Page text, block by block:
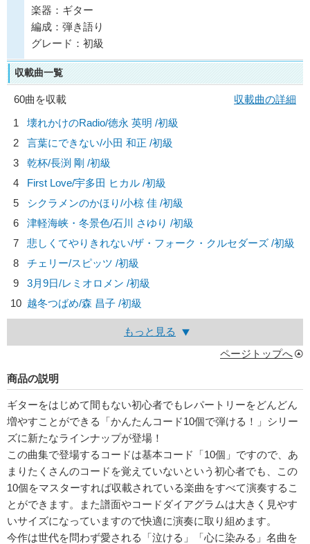
楽器：ギター
編成：弾き語り
グレード：初級
収載曲一覧
60曲を収載
収載曲の詳細
1
壊れかけのRadio/徳永 英明 /初級
2
言葉にできない/小田 和正 /初級
3
乾杯/長渕 剛 /初級
4
First Love/宇多田 ヒカル /初級
5
シクラメンのかほり/小椋 佳 /初級
6
津軽海峡・冬景色/石川 さゆり /初級
7
悲しくてやりきれない/ザ・フォーク・クルセダーズ /初級
8
チェリー/スピッツ /初級
9
3月9日/レミオロメン /初級
10 越冬つばめ/森 昌子 /初級
もっと見る
ページトップへ
商品の説明
ギターをはじめて間もない初心者でもレパートリーをどんどん
増やすことができる「かんたんコード10個で弾ける！」シリー
ズに新たなラインナップが登場！
この曲集で登場するコードは基本コード「10個」ですので、あ
まりたくさんのコードを覚えていないという初心者でも、この
10個をマスターすれば収載されている楽曲をすべて演奏するこ
とができます。また譜面やコードダイアグラムは大きく見やす
いサイズになっていますので快適に演奏に取り組めます。
今作は世代を問わず愛される「泣ける」「心に染みる」名曲を